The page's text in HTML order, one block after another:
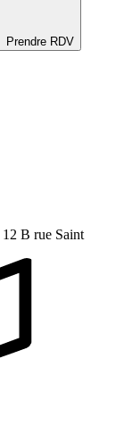
Prendre RDV
12 B rue Saint